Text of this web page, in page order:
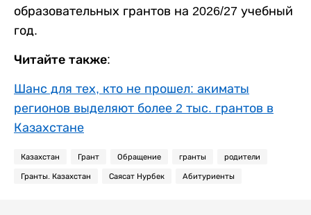
образовательных грантов на 2026/27 учебный
год.
Читайте также:
Шанс для тех, кто не прошел: акиматы
регионов выделяют более 2 тыс. грантов в
Казахстане
Казахстан Грант Обращение гранты родители
Гранты. Казахстан Саясат Нурбек Абитуриенты